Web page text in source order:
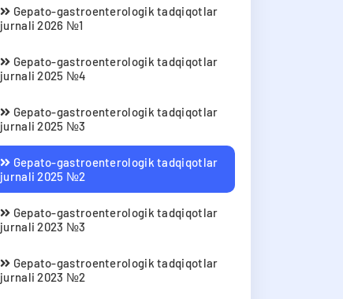
Gepato-gastroenterologik tadqiqotlar
jurnali 2026 №1
Gepato-gastroenterologik tadqiqotlar
jurnali 2025 №4
Gepato-gastroenterologik tadqiqotlar
jurnali 2025 №3
Gepato-gastroenterologik tadqiqotlar
jurnali 2025 №2
Gepato-gastroenterologik tadqiqotlar
jurnali 2023 №3
Gepato-gastroenterologik tadqiqotlar
jurnali 2023 №2